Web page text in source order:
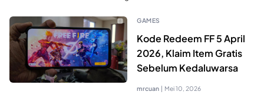
GAMES
Kode Redeem FF 5 April
2026, Klaim Item Gratis
Sebelum Kedaluwarsa
mrcuan | Mei 10, 2026